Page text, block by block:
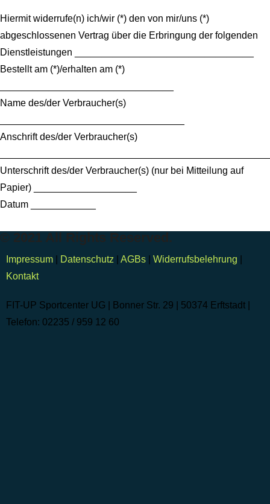
Hiermit widerrufe(n) ich/wir (*) den von mir/uns (*)
abgeschlossenen Vertrag über die Erbringung der folgenden
Dienstleistungen _________________________________
Bestellt am (*)/erhalten am (*)
Name des/der Verbraucher(s)
Anschrift des/der Verbraucher(s)
Unterschrift des/der Verbraucher(s) (nur bei Mitteilung auf
Papier) ___________________
Datum ____________
© 2021 All Rights Reserved.
Impressum Datenschutz AGBs Widerrufsbelehrung
Kontakt
FIT-UP Sportcenter UG | Bonner Str. 29 | 50374 Erftstadt |
Telefon: 02235 / 959 12 60